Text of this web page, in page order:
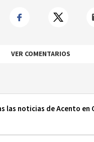
VER COMENTARIOS
las noticias de Acento en